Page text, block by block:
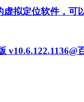
虚拟定位软件，可
v10.6.122.1136@